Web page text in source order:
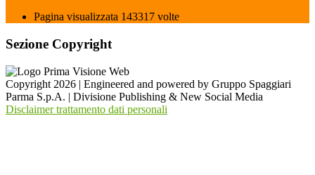
Pagina visualizzata 143317 volte
Sezione Copyright
Copyright 2026 | Engineered and powered by Gruppo Spaggiari
Parma S.p.A. | Divisione Publishing & New Social Media
Disclaimer trattamento dati personali